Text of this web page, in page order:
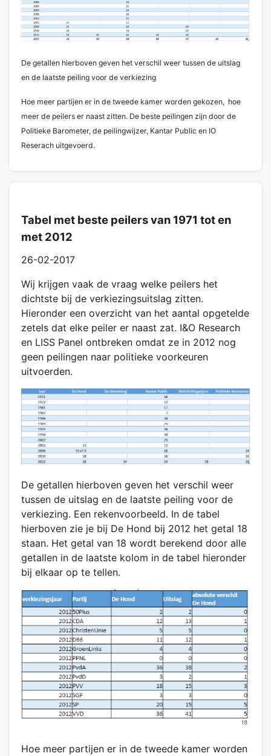
De getallen hierboven geven het verschil weer tussen de uitslag
en de laatste peiling voor de verkiezing
Hoe meer partijen er in de tweede kamer worden gekozen, hoe
meer de peilers er naast zitten. De beste peilingen zijn door de
Politieke Barometer, de peilingwijzer, Kantar Public en IO
Reserach uitgevoerd.
Tabel met beste peilers van 1971 tot en
met 2012
26-02-2017
Wij krijgen vaak de vraag welke peilers het
dichtste bij de verkiezingsuitslag zitten.
Hieronder een overzicht van het aantal opgetelde
zetels dat elke peiler er naast zat. I&O Research
en LISS Panel ontbreken omdat ze in 2012 nog
geen peilingen naar politieke voorkeuren
uitvoerden.
De getallen hierboven geven het verschil weer
tussen de uitslag en de laatste peiling voor de
verkiezing. Een rekenvoorbeeld. In de tabel
hierboven zie je bij De Hond bij 2012 het getal 18
staan. Het getal van 18 wordt berekend door alle
getallen in de laatste kolom in de tabel hieronder
bij elkaar op te tellen.
Hoe meer partijen er in de tweede kamer worden